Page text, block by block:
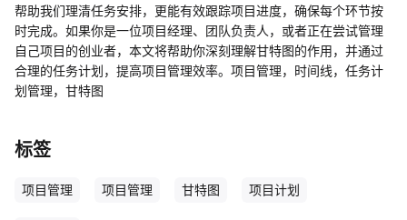
帮助我们理清任务安排，更能有效跟踪项目进度，确保每个环节按
时完成。如果你是一位项目经理、团队负责人，或者正在尝试管理
自己项目的创业者，本文将帮助你深刻理解甘特图的作用，并通过
合理的任务计划，提高项目管理效率。项目管理，时间线，任务计
划管理，甘特图
标签
项目管理 项目管理 甘特图 项目计划